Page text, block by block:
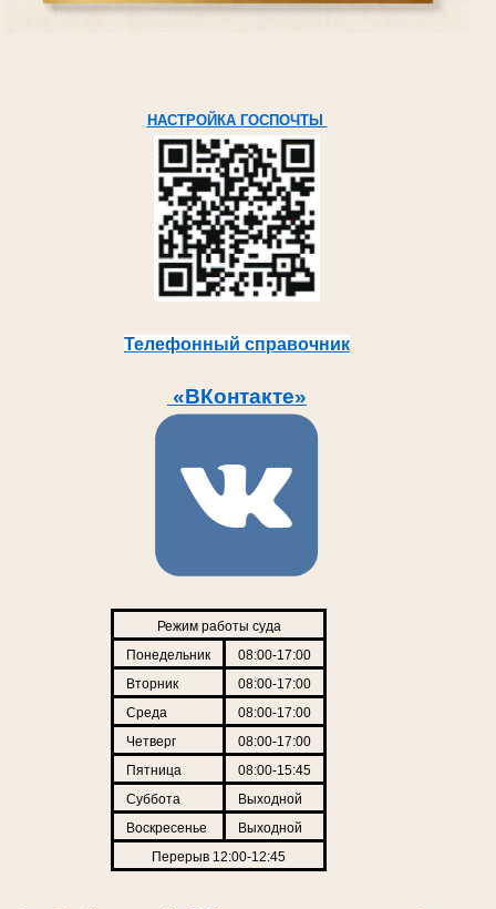
НАСТРОЙКА ГОСПОЧТЫ
Телефонный справочник
«ВКонтакте»
Режим работы суда
Понедельник
08:00-17:00
Вторник
08:00-17:00
Среда
08:00-17:00
Четверг
08:00-17:00
Пятница
08:00-15:45
Суббота
Выходной
Воскресенье
Выходной
Перерыв 12:00-12:45